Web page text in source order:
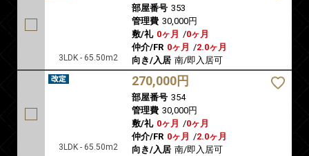
3LDK - 65.50m2
部屋番号 353
管理費 30,000円
敷/礼 0ヶ月 /0ヶ月
仲介/FR 0ヶ月 /2.0ヶ月
向き/入居 南/即入居可
3LDK - 65.50m2
270,000円
部屋番号 354
管理費 30,000円
敷/礼 0ヶ月 /0ヶ月
仲介/FR 0ヶ月 /2.0ヶ月
向き/入居 南/即入居可